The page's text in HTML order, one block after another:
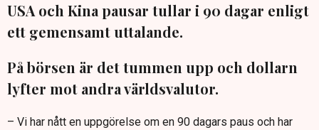
USA och Kina pausar tullar i 90 dagar enligt
ett gemensamt uttalande.
På börsen är det tummen upp och dollarn
lyfter mot andra världsvalutor.
– Vi har nått en uppgörelse om en 90 dagars paus och har